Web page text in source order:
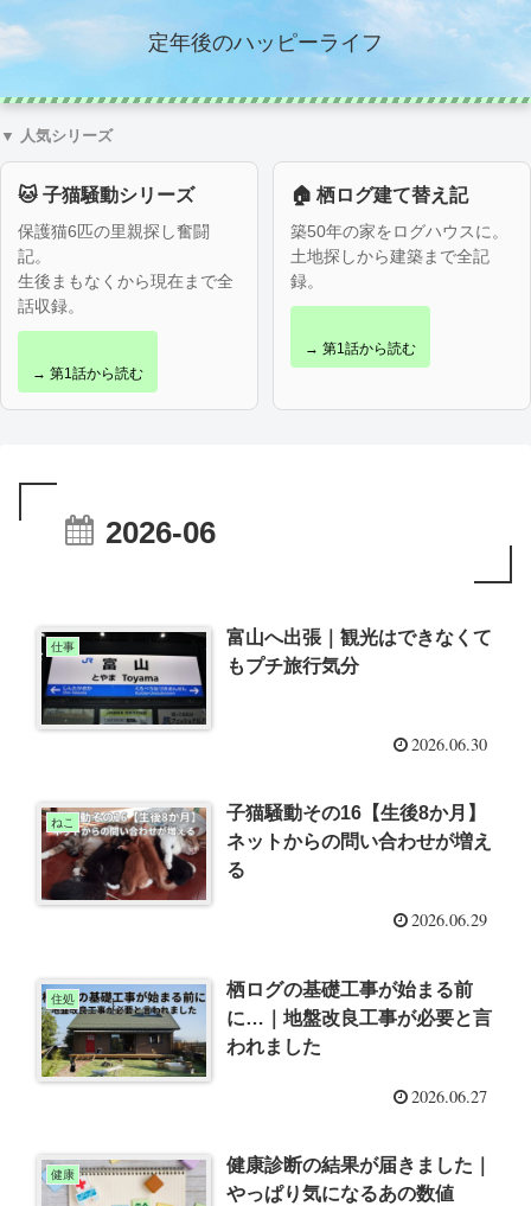
定年後のハッピーライフ
▼ 人気シリーズ
🐱 子猫騒動シリーズ
保護猫6匹の里親探し奮闘
記。
生後まもなくから現在まで全
話収録。
→ 第1話から読む
🏠 栖ログ建て替え記
築50年の家をログハウスに。
土地探しから建築まで全記
録。
→ 第1話から読む
2026-06
仕事
富山へ出張｜観光はできなくて
もプチ旅行気分
2026.06.30
ねこ
子猫騒動その16【生後8か月】
ネットからの問い合わせが増え
る
2026.06.29
住処
栖ログの基礎工事が始まる前
に…｜地盤改良工事が必要と言
われました
2026.06.27
健康
健康診断の結果が届きました｜
やっぱり気になるあの数値